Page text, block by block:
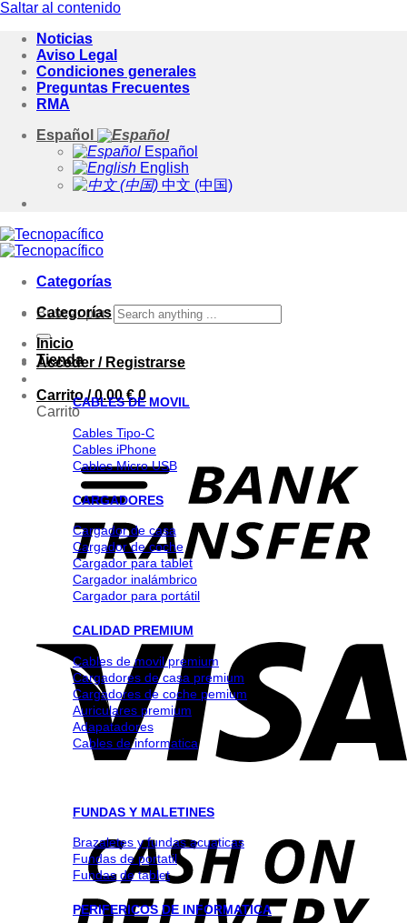
Saltar al contenido
Noticias
Aviso Legal
Condiciones generales
Preguntas Frecuentes
RMA
Español
Español
English
中文 (中国)
Categorías
Buscar por:
Acceder / Registrarse
Carrito /0.00€ 0
Carrito
Categorías
Inicio
Tienda
CABLES DE MOVIL
Cables Tipo-C
Cables iPhone
Cables Micro USB
CARGADORES
Cargador de casa
Cargador de coche
Cargador para tablet
Cargador inalámbrico
Cargador para portátil
CALIDAD PREMIUM
Cables de movil premium
Cargadores de casa premium
Cargadores de coche pemium
Auriculares premium
Adapatadores
Cables de informatica
FUNDAS Y MALETINES
Brazaletes y fundas acuaticas
Fundas de portatil
Fundas de tablet
PERIFERICOS DE INFORMATICA